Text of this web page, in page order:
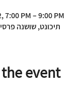
7:00 PM – 9:00 PM
תיכונט, שושנה פרסיץ 3, תל
event